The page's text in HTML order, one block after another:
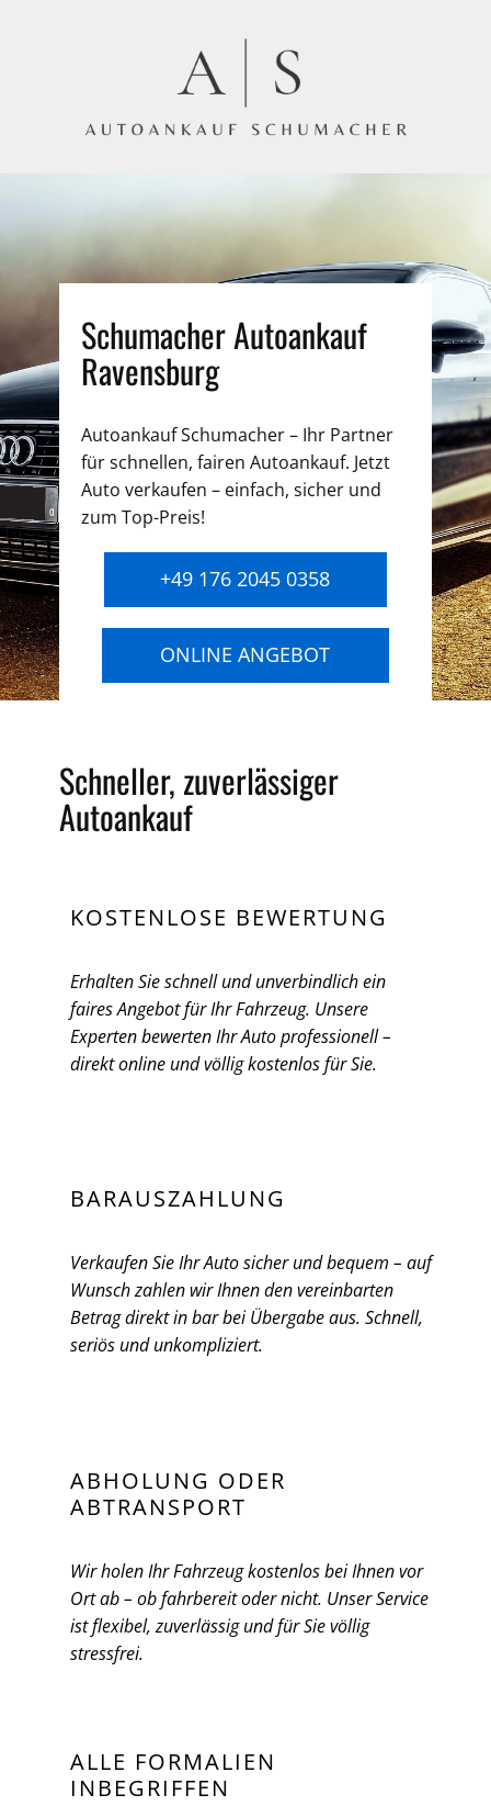
Schumacher Autoankauf
Ravensburg
Autoankauf Schumacher – Ihr Partner
für schnellen, fairen Autoankauf. Jetzt
Auto verkaufen – einfach, sicher und
zum Top-Preis!
+49 176 2045 0358
ONLINE ANGEBOT
Schneller, zuverlässiger
Autoankauf
KOSTENLOSE BEWERTUNG
Erhalten Sie schnell und unverbindlich ein
faires Angebot für Ihr Fahrzeug. Unsere
Experten bewerten Ihr Auto professionell –
direkt online und völlig kostenlos für Sie.
BARAUSZAHLUNG
Verkaufen Sie Ihr Auto sicher und bequem – auf
Wunsch zahlen wir Ihnen den vereinbarten
Betrag direkt in bar bei Übergabe aus. Schnell,
seriös und unkompliziert.
ABHOLUNG ODER
ABTRANSPORT
Wir holen Ihr Fahrzeug kostenlos bei Ihnen vor
Ort ab – ob fahrbereit oder nicht. Unser Service
ist flexibel, zuverlässig und für Sie völlig
stressfrei.
ALLE FORMALIEN
INBEGRIFFEN